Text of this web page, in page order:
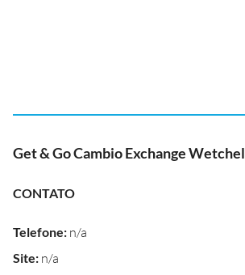
Get & Go Cambio Exchange Wetchel
CONTATO
Telefone: n/a
Site: n/a